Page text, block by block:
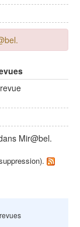
Mir@bel.